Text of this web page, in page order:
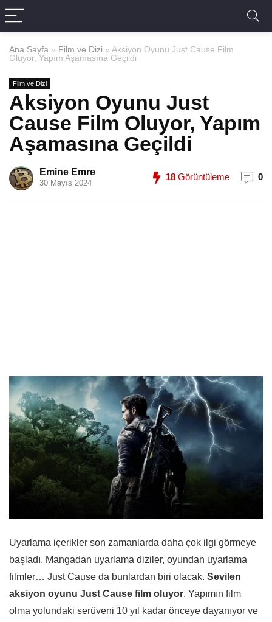
Ana Sayfa » Film ve Dizi » Aksiyon Oyunu Just Cause Film
Oluyor, Yapım Aşamasına Geçildi
Film ve Dizi
Aksiyon Oyunu Just
Cause Film Oluyor, Yapım
Aşamasına Geçildi
Emine Emre
30 Mayıs 2024
18 Görüntüleme 0
Uyarlama içerikler son zamanlarda daha çok ilgi görmeye
başladı. Mangadan uyarlama diziler, oyundan uyarlama
filmler… Just Cause da bunlardan biri olacak. Sevilen
aksiyon oyunu Just Cause film oluyor. Yapımın film
olma yolundaki serüveni 10 yıl kadar önceye dayanıyor ve